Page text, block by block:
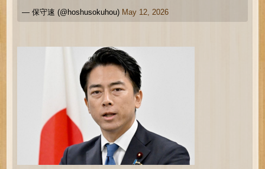
— 保守速 (@hoshusokuhou) May 12, 2026